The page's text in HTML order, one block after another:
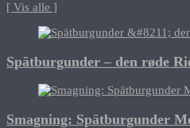
[ Vis alle ]
Spätburgunder – den røde
Smagning: Spätburgunder